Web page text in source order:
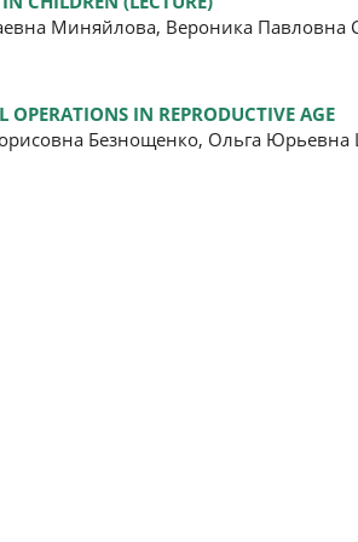
Миняйлова, Вероника Павловна
IN REPRODUCTIVE AGE
Безнощенко, Ольга